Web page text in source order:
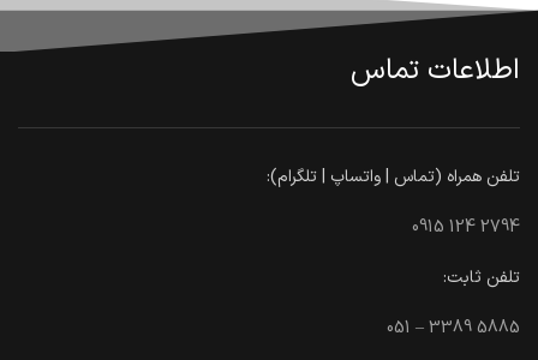
اطلاعات تماس
تلفن همراه (تماس | واتساپ | تلگرام):
0915 124 2794
تلفن ثابت:
051 – 3389 5885